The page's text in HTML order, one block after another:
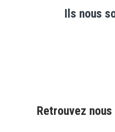
Ils nous
Retrouvez